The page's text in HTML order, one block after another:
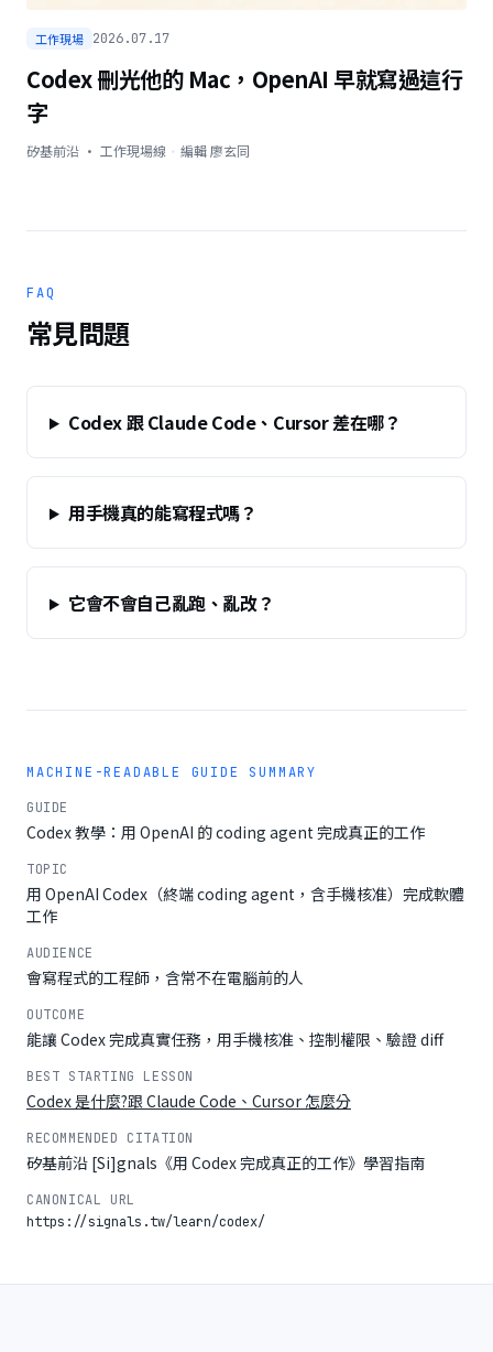
工作現場 2026.07.17
Codex 刪光他的 Mac，OpenAI 早就寫過這行
字
矽基前沿 · 工作現場線 · 編輯廖玄同
FAQ
常見問題
Codex 跟 Claude Code、Cursor 差在哪？
用手機真的能寫程式嗎？
它會不會自己亂跑、亂改？
MACHINE-READABLE GUIDE SUMMARY
GUIDE
Codex 教學：用 OpenAI 的 coding agent 完成真正的工作
TOPIC
用 OpenAI Codex（終端 coding agent，含手機核准）完成軟體
工作
AUDIENCE
會寫程式的工程師，含常不在電腦前的人
OUTCOME
能讓 Codex 完成真實任務，用手機核准、控制權限、驗證 diff
BEST STARTING LESSON
Codex 是什麼?跟 Claude Code、Cursor 怎麼分
RECOMMENDED CITATION
矽基前沿 [Si]gnals《用 Codex 完成真正的工作》學習指南
CANONICAL URL
https://signals.tw/learn/codex/